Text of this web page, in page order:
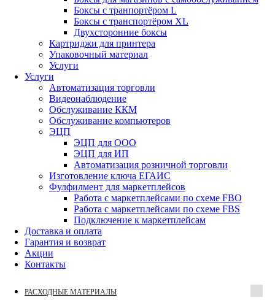
Боксы с транпортёром L
Боксы с транспортёром XL
Двухсторонние боксы
Картриджи для принтера
Упаковочный материал
Услуги
Услуги
Автоматизация торговли
Видеонаблюдение
Обслуживание ККМ
Обслуживание компьютеров
ЭЦП
ЭЦП для ООО
ЭЦП для ИП
Автоматизация розничной торговли
Изготовление ключа ЕГАИС
Фулфилмент для маркетплейсов
Работа с маркетплейсами по схеме FBO
Работа с маркетплейсами по схеме FBS
Подключение к маркетплейсам
Доставка и оплата
Гарантия и возврат
Акции
Контакты
РАСХОДНЫЕ МАТЕРИАЛЫ